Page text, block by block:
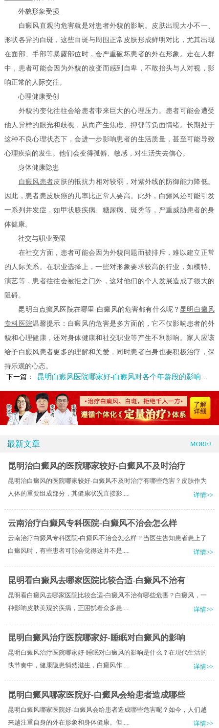
外貌形象受损
白癜风直观的危害就是对患者外貌的影响。皮肤出现大小不一、
形状各异的白斑，这些白斑与周围正常皮肤形成鲜明对比，尤其出现
在面部、手部等暴露部位时，会严重破坏患者的外在形象。走在人群
中，患者可能会因为外貌的改变而感到自卑，不敢抬头与人对视，影
响正常的人际交往。
心理健康受创
外貌的变化往往会给患者带来巨大的心理压力。患者可能会遭受
他人异样的眼光和歧视，从而产生焦虑、抑郁等负面情绪。长期处于
这种不良心理状态下，会进一步影响患者的生活质量，甚至可能导致
心理疾病的发生。他们会变得孤僻、敏感，对生活失去信心。
身体健康隐患
白癜风患者皮肤的抵抗力相对较弱，对紫外线的防御能力降低。
因此，患者患皮肤癌的几率比正常人要高。此外，白癜风还可能引发
一系列并发症，如甲状腺疾病、糖尿病、斑秃等，严重威胁患者的身
体健康。
社交与职业受限
在社交方面，患者可能会因为外貌问题而被排斥，难以建立正常
的人际关系。在职业选择上，一些对形象要求较高的行业，如模特、
演艺等，患者往往会被拒之门外，这对他们的个人发展造成了很大的
阻碍。
昆明白点癫风医院在哪里-白癜风的危害都有什么呢？ 昆明白癜风
专科医院温馨提示：白癜风的危害是多方面的，它不仅影响患者的外
貌和心理健康，还对身体健康和社交职业等产生不利影响。家人应该
给予白癜风患者更多的理解和关爱，同时患者自身也要积极治疗，保
持乐观的心态。
下一篇：
昆明白癜风医院哪家好-白癜风对各个年龄段的影响有什么
最新文章 MORE+
昆明治白癜风的医院哪家较好-白癜风不及时治疗
昆明治白癜风的医院哪家较好-白癜风不及时治疗有哪些危害？皮肤作为
人体的重要组成部分，其健康状况直接影.....
详情>>
云南治疗白癜风专科医院-白癜风不治会怎么样
云南治疗白癜风专科医院-白癜风不治会怎么样？当医生告知患者患上了
白癜风时，有些患者可能会觉得这并不是.....
详情>>
昆明看白癜风去哪家医院比较合适-白癜风不治有
昆明看白癜风去哪家医院比较合适-白癜风不治有哪些危害？白癜风，一
种影响皮肤美观的疾病，正困扰着众多患.....
详情>>
昆明白癜风治疗医院哪家好-睡眠对白癜风的影响
昆明白癜风治疗医院哪家好-睡眠对白癜风的影响是什么？在现代生活的
快节奏中，健康隐患悄然滋生，白癜风作.....
详情>>
昆明白癜风哪家医院好-白癜风会给患者造成哪些
昆明白癜风哪家医院好-白癜风会给患者造成哪些危害呢？如今，人们越
来越注重自身的外在形象和身体健康。但.....
详情>>